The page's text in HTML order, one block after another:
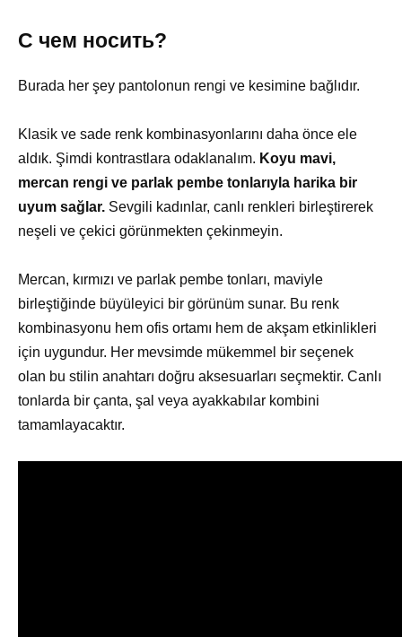
С чем носить?
Burada her şey pantolonun rengi ve kesimine bağlıdır.
Klasik ve sade renk kombinasyonlarını daha önce ele
aldık. Şimdi kontrastlara odaklanalım. Koyu mavi,
mercan rengi ve parlak pembe tonlarıyla harika bir
uyum sağlar. Sevgili kadınlar, canlı renkleri birleştirerek
neşeli ve çekici görünmekten çekinmeyin.
Mercan, kırmızı ve parlak pembe tonları, maviyle
birleştiğinde büyüleyici bir görünüm sunar. Bu renk
kombinasyonu hem ofis ortamı hem de akşam etkinlikleri
için uygundur. Her mevsimde mükemmel bir seçenek
olan bu stilin anahtarı doğru aksesuarları seçmektir. Canlı
tonlarda bir çanta, şal veya ayakkabılar kombini
tamamlayacaktır.